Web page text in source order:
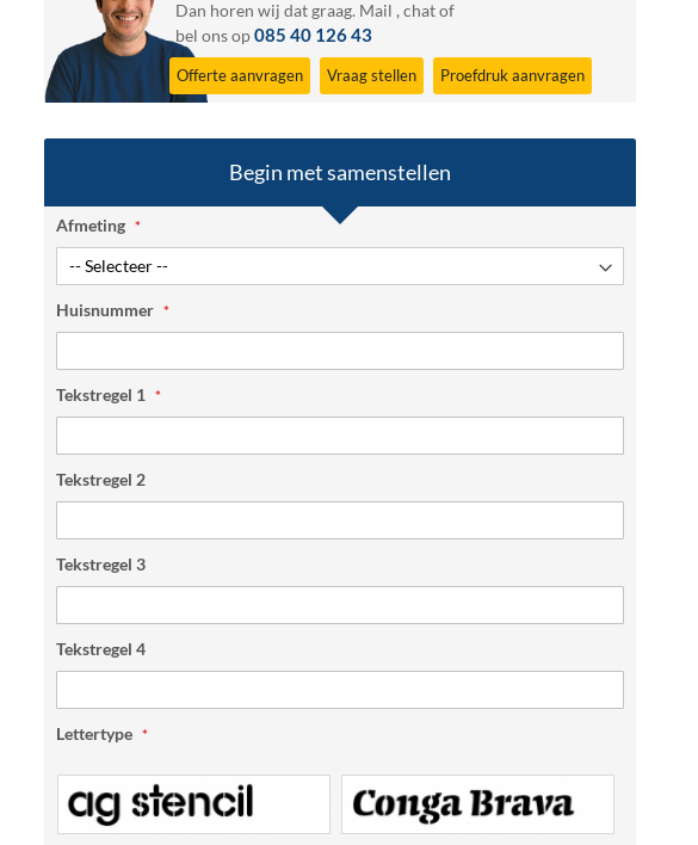
Dan horen wij dat graag. Mail , chatof
bel ons op085 40 126 43
Offerte aanvragen Vraag stellen Proefdruk aanvragen
Begin met samenstellen
Afmeting
Huisnummer
Tekstregel 1
Tekstregel 2
Tekstregel 3
Tekstregel 4
Lettertype